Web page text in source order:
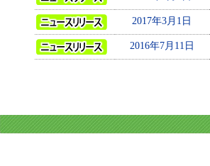
2017年3月1日
2016年7月11日